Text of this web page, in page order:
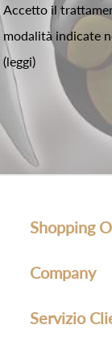
Accetto il
modalità indicate
(leggi)
Shopping
Company
Servizio